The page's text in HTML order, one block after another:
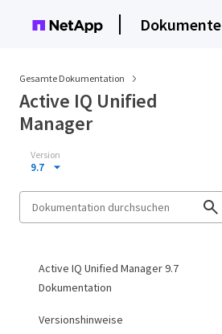
Dokumente
Gesamte Dokumentation
Active IQ Unified
Manager
Version
9.7
Active IQ Unified Manager 9.7
Dokumentation
Versionshinweise